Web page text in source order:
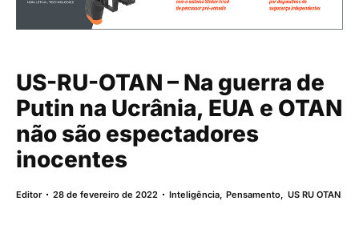
US-RU-OTAN – Na guerra de
Putin na Ucrânia, EUA e OTAN
não são espectadores
inocentes
Editor 28 de fevereiro de 2022 Inteligência,Pensamento, US RU OTAN